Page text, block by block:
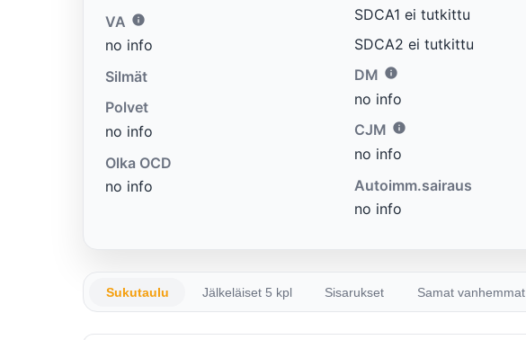
VA
no info
Silmät
Polvet
no info
Olka OCD
no info
SDCA1 ei tutkittu
SDCA2 ei tutkittu
DM
no info
CJM
no info
Autoimm.sairaus
no info
Sukutaulu Jälkeläiset 5 kpl Sisarukset Samat vanhemmat